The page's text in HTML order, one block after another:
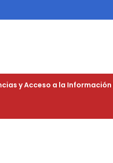
y Acceso a la Información